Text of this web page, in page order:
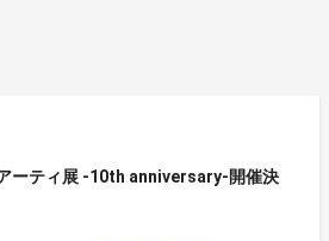
ーティ展 -10th anniversary-開催決